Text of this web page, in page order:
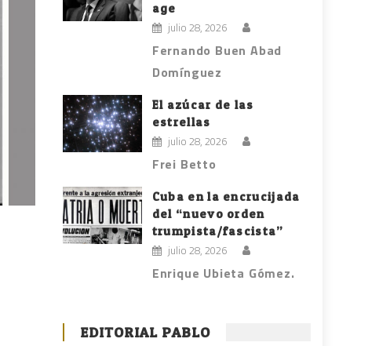
age
julio 28, 2026
Fernando Buen Abad
Domínguez
El azúcar de las
estrellas
julio 28, 2026
Frei Betto
Cuba en la encrucijada
del “nuevo orden
trumpista/fascista”
julio 28, 2026
Enrique Ubieta Gómez.
EDITORIAL PABLO